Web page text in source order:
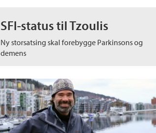
SFI-status til Tzoulis
Ny storsatsing skal forebygge Parkinsons og
demens